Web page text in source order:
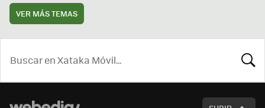
VER MÁS TEMAS